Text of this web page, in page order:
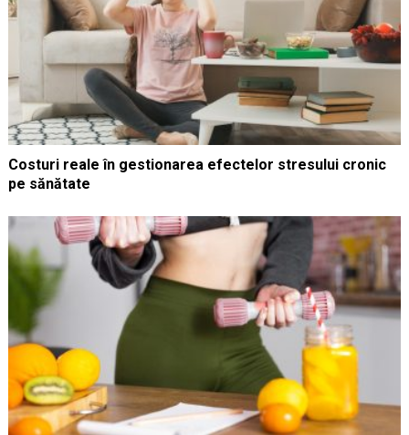
Costuri reale în gestionarea efectelor stresului cronic
pe sănătate